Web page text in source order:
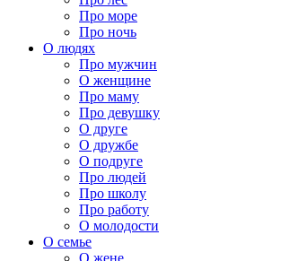
Про море
Про ночь
О людях
Про мужчин
О женщине
Про маму
Про девушку
О друге
О дружбе
О подруге
Про людей
Про школу
Про работу
О молодости
О семье
О жене